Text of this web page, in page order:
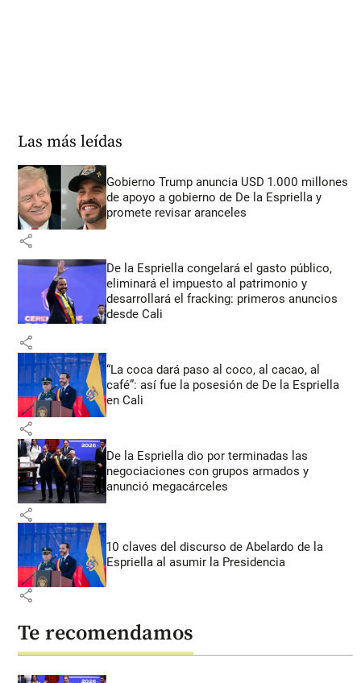
Las más leídas
Gobierno Trump anuncia USD 1.000 millones
de apoyo a gobierno de De la Espriella y
promete revisar aranceles
share
De la Espriella congelará el gasto público,
eliminará el impuesto al patrimonio y
desarrollará el fracking: primeros anuncios
desde Cali
share
“La coca dará paso al coco, al cacao, al
café”: así fue la posesión de De la Espriella
en Cali
share
De la Espriella dio por terminadas las
negociaciones con grupos armados y
anunció megacárceles
share
10 claves del discurso de Abelardo de la
Espriella al asumir la Presidencia
share
Te recomendamos